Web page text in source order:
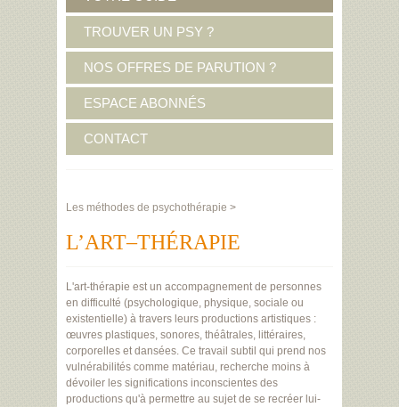
TROUVER UN PSY ?
NOS OFFRES DE PARUTION ?
ESPACE ABONNÉS
CONTACT
Les méthodes de psychothérapie >
L’ART–THÉRAPIE
L'art-thérapie est un accompagnement de personnes
en difficulté (psychologique, physique, sociale ou
existentielle) à travers leurs productions artistiques :
œuvres plastiques, sonores, théâtrales, littéraires,
corporelles et dansées. Ce travail subtil qui prend nos
vulnérabilités comme matériau, recherche moins à
dévoiler les significations inconscientes des
productions qu'à permettre au sujet de se recréer lui-